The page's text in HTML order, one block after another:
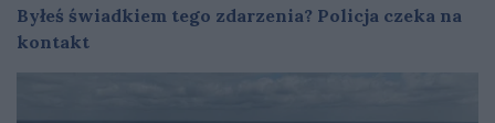
Byłeś świadkiem tego zdarzenia? Policja czeka na
kontakt